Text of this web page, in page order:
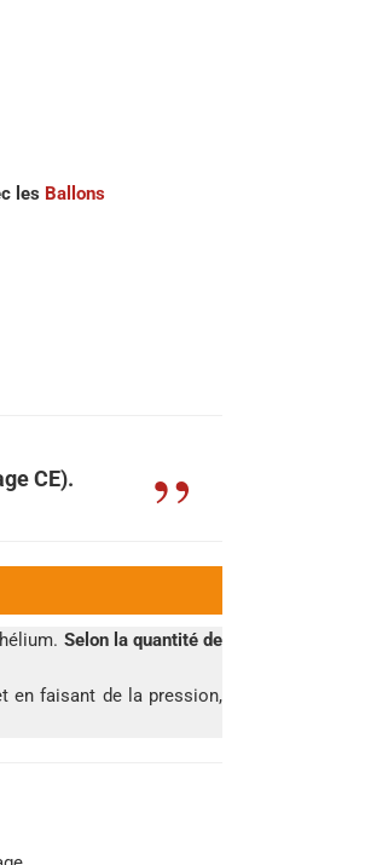
les Ballons
CE).
Selon la quantité de
en faisant de la pression,